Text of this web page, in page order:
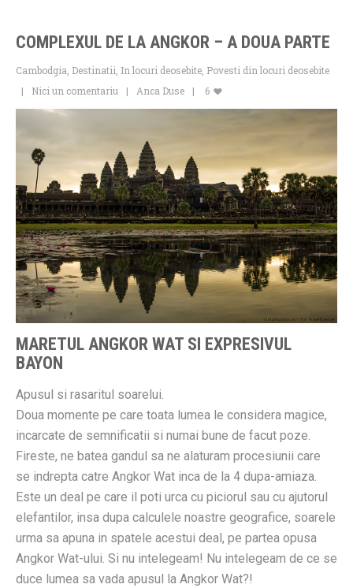
COMPLEXUL DE LA ANGKOR – A DOUA PARTE
Cambodgia Destinatii In locuri deosebite Povesti din locuri deosebite
Nici un comentariu
Anca Duse 6
MARETUL ANGKOR WAT SI EXPRESIVUL
BAYON
Apusul si rasaritul soarelui.
Doua momente pe care toata lumea le considera magice,
incarcate de semnificatii si numai bune de facut poze.
Fireste, ne batea gandul sa ne alaturam procesiunii care
se indrepta catre Angkor Wat inca de la 4 dupa-amiaza.
Este un deal pe care il poti urca cu piciorul sau cu ajutorul
elefantilor, insa dupa calculele noastre geografice, soarele
urma sa apuna in spatele acestui deal, pe partea opusa
Angkor Wat-ului. Si nu intelegeam! Nu intelegeam de ce se
duce lumea sa vada apusul la Angkor Wat?!